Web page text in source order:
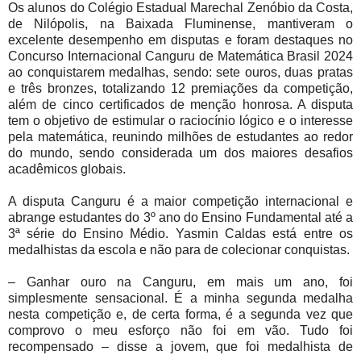
Os alunos do Colégio Estadual Marechal Zenóbio da Costa,
de Nilópolis, na Baixada Fluminense, mantiveram o
excelente desempenho em disputas e foram destaques no
Concurso Internacional Canguru de Matemática Brasil 2024
ao conquistarem medalhas, sendo: sete ouros, duas pratas
e três bronzes, totalizando 12 premiações da competição,
além de cinco certificados de menção honrosa. A disputa
tem o objetivo de estimular o raciocínio lógico e o interesse
pela matemática, reunindo milhões de estudantes ao redor
do mundo, sendo considerada um dos maiores desafios
acadêmicos globais.
A disputa Canguru é a maior competição internacional e
abrange estudantes do 3º ano do Ensino Fundamental até a
3ª série do Ensino Médio. Yasmin Caldas está entre os
medalhistas da escola e não para de colecionar conquistas.
– Ganhar ouro na Canguru, em mais um ano, foi
simplesmente sensacional. É a minha segunda medalha
nesta competição e, de certa forma, é a segunda vez que
comprovo o meu esforço não foi em vão. Tudo foi
recompensado – disse a jovem, que foi medalhista de